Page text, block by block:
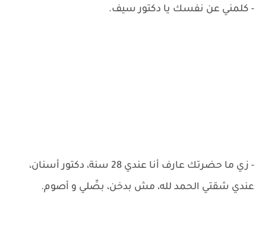
- كلمني عن نفسك يا دكتور سيف.
- زي ما حضرتك عارف أنا عندي 28 سنة، دكتور أسنان،
عندي شقتي الحمد لله، مش بدخن، بصِّلي و أصوم.